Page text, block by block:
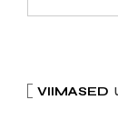
VIIMASED